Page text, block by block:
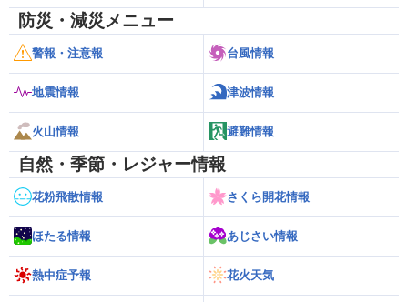
防災・減災メニュー
警報・注意報 台風情報
地震情報 津波情報
火山情報 避難情報
自然・季節・レジャー情報
花粉飛散情報 さくら開花情報
ほたる情報 あじさい情報
熱中症予報 花火天気